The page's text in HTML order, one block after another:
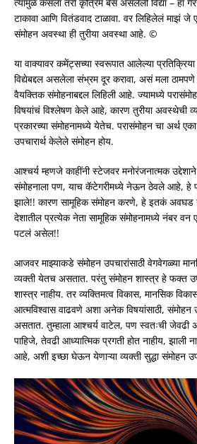
टाकावा आणि वितंडवाद टाळावा. वर लिहिलेलं माझं
संमोहन अवस्था ही तुरीया अवस्था आहे. ©
या वाक्यावर कमेंट्सच्या स्वरूपात आलेल्या
विद्येबद्दल असलेला संभ्रम दूर करावा, असं मला ठामपणे
वैयक्तिक संमोहनाबद्दल लिहिली आहे. ज्यामध्ये
विषयांचं विश्लेषण केले आहे, कारण तुरीया अवस्थेची
प्रकारच्या संमोहनामध्ये येतेच. परासंमोहन चा अर्थ
उपचारार्थ केलेले संमोहन होय.
आश्चर्य म्हणजे काहींनी स्टेजवर मनोरंजनात्मक
संमोहनाला पण, याच कॅटेगरीमध्ये नेऊन ठेवले आहे, हे
झाले!! कारण सामूहिक संमोहन करणे, हे इतकं अवघड
देशातील प्रत्येक नेता सामूहिक संमोहनामध्ये नंबर वन
पटलं असेल!!
आजवर माझ्याकडे संमोहन उपचारांसाठी वेगवेगळ्या
व्यक्ती येतच असतात. परंतु संमोहन शास्त्र हे फक्त
शास्त्र नाहीय. तर व्यक्तिमत्व विकास, मानसिक
आत्मविश्वास वाढवणे अशा अनेक विषयांसाठी, संमोहन
असतात. तुम्हाला आश्चर्य वाटेल, पण स्वतःची जेवढी
पाहिजे, तेवढी आध्यात्मिक प्रगती होत नाहीय, झाली
आहे, अशी इच्छा घेऊन येणाऱ्या व्यक्ती सुद्धा संमोहन